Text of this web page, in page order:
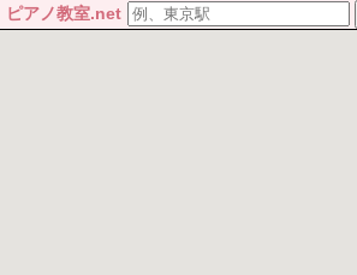
ピアノ教室.net